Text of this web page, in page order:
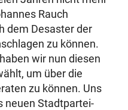
Rauch
dem Desaster der
zu können.
wir nun diesen
um über die
zu können. Uns
neuen Stadtpartei-